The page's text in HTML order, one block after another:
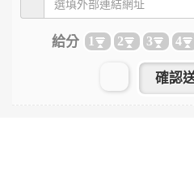
給分 1 2 3 4